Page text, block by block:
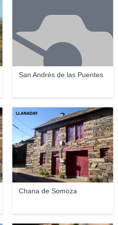
San Andrés de las Puentes
Chana de Somoza
LLANADAY